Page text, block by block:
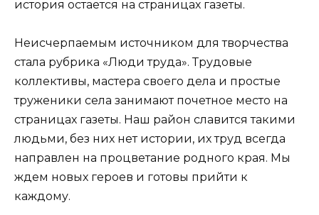
история остается на страницах газеты.
Неисчерпаемым источником для творчества
стала рубрика «Люди труда». Трудовые
коллективы, мастера своего дела и простые
труженики села занимают почетное место на
страницах газеты. Наш район славится такими
людьми, без них нет истории, их труд всегда
направлен на процветание родного края. Мы
ждем новых героев и готовы прийти к
каждому.